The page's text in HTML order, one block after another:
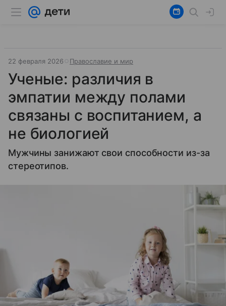
22 февраля 2026 Православие и мир
Ученые: различия в
эмпатии между полами
связаны с воспитанием, а
не биологией
Мужчины занижают свои способности из-за
стереотипов.